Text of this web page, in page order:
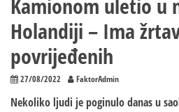
Holandiji – Ima
povrijeđenih
27/08/2022 FaktorAdmin
Nekoliko ljudi je poginulo danas u